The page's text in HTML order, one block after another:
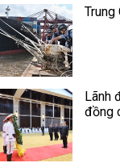
Trung
Lãnh
đồng